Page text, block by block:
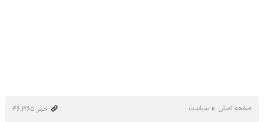
صفحه اصلی سیاست
خبر: ۴۶٬۳۶۵